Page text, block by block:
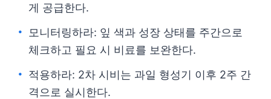
게 공급한다.
모니터링하라: 잎 색과 성장 상태를 주간으로
체크하고 필요 시 비료를 보완한다.
적용하라: 2차 시비는 과일 형성기 이후 2주 간
격으로 실시한다.